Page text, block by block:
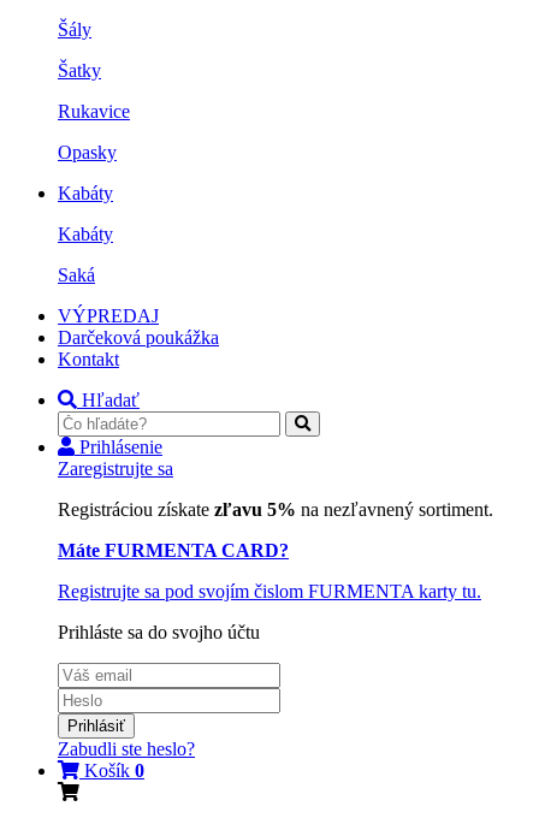
Šály
Šatky
Rukavice
Opasky
Kabáty
Kabáty
Saká
VÝPREDAJ
Darčeková poukážka
Kontakt
Hľadať
Prihlásenie
Zaregistrujte sa
Registráciou získate zľavu 5% na nezľavnený sortiment.
Máte FURMENTA CARD?
Registrujte sa pod svojím čislom FURMENTA karty tu.
Prihláste sa do svojho účtu
Prihlásiť
Zabudli ste heslo?
Košík 0